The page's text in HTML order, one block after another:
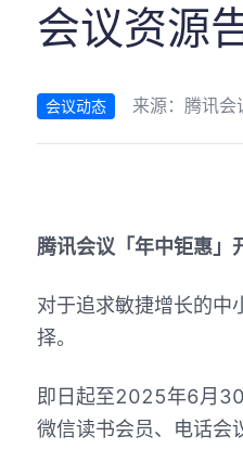
会议资源
会议动态 来源： 腾讯会
腾讯会议「年中钜惠」
对于追求敏捷增长的中
择。
即日起至2025年6月 30
微信读书会员、电话会